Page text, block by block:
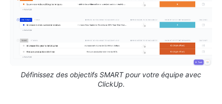
Définissez des objectifs SMART pour votre équipe avec
ClickUp.